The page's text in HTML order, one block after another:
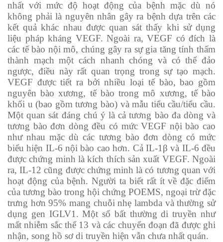
nhất với mức độ hoạt động của bệnh mặc dù nó
không phải là nguyên nhân gây ra bệnh dựa trên các
kết quả khác nhau được quan sát thấy khi sử dụng
liệu pháp kháng VEGF. Ngoài ra, VEGF có đích là
các tế bào nội mô, chúng gây ra sự gia tăng tính thấm
thành mạch một cách nhanh chóng và có thể đảo
ngược, điều này rất quan trọng trong sự tạo mạch.
VEGF được tiết ra bởi nhiều loại tế bào, bao gồm
nguyên bào xương, tế bào trong mô xương, tế bào
khối u (bao gồm tương bào) và mẫu tiểu cầu/tiểu cầu.
Một quan sát đáng chú ý là cả tương bào đa dòng và
tương bào đơn dòng đều có mức VEGF nội bào cao
như nhau mặc dù các tương bào đơn dòng có mức
biểu hiện IL-6 nội bào cao hơn. Cả IL-1β và IL-6 đều
được chứng minh là kích thích sản xuất VEGF. Ngoài
ra, IL-12 cũng được chứng minh là có tương quan với
hoạt động của bệnh. Người ta biết rất ít về đặc điểm
của tương bào trong hội chứng POEMS, ngoại trừ đặc
trưng hơn 95% mang chuỗi nhẹ lambda và thường sử
dụng gen IGLV1. Một số bất thường di truyền như
mất nhiễm sắc thể 13 và các chuyển đoạn đã được ghi
nhận, song hồ sơ di truyền hiện vẫn chưa nhất quán.